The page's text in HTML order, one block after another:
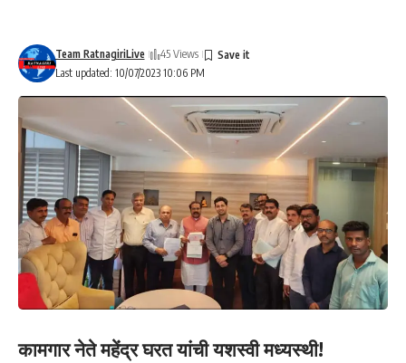
Last updated: 10/07/2023 10:06 PM
Team RatnagiriLive 45 Views
कामगार नेते महेंद्र घरत यांची यशस्वी मध्यस्थी!